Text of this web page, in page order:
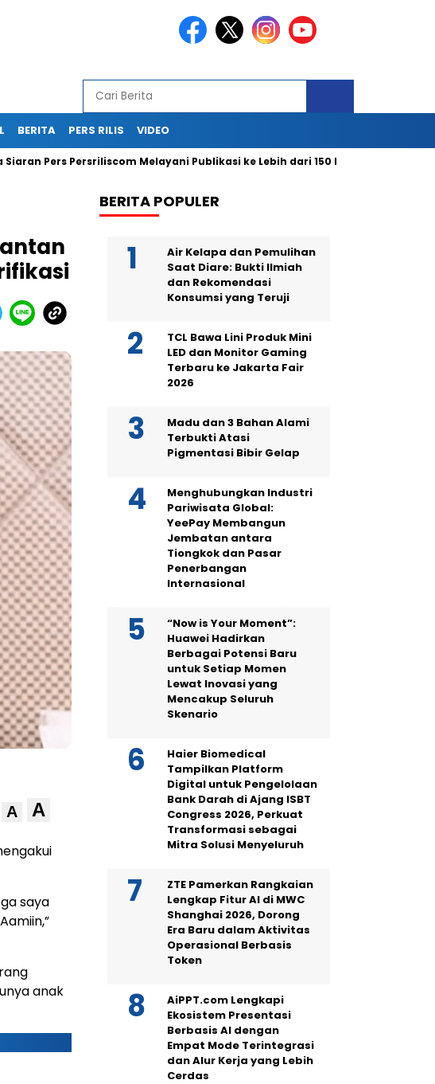
BERITA PERS RILIS VIDEO
Persriliscom Melayani Publikasi ke Lebih dari 150 Media Online Berbagai
A A
saya
anak
BERITA POPULER
Air Kelapa dan Pemulihan
Saat Diare: Bukti Ilmiah
dan Rekomendasi
Konsumsi yang Teruji
TCL Bawa Lini Produk Mini
LED dan Monitor Gaming
Terbaru ke Jakarta Fair
2026
Madu dan 3 Bahan Alami
Terbukti Atasi
Pigmentasi Bibir Gelap
Menghubungkan Industri
Pariwisata Global:
YeePay Membangun
Jembatan antara
Tiongkok dan Pasar
Penerbangan
Internasional
“Now is Your Moment”:
Huawei Hadirkan
Berbagai Potensi Baru
untuk Setiap Momen
Lewat Inovasi yang
Mencakup Seluruh
Skenario
Haier Biomedical
Tampilkan Platform
Digital untuk Pengelolaan
Bank Darah di Ajang ISBT
Congress 2026, Perkuat
Transformasi sebagai
Mitra Solusi Menyeluruh
ZTE Pamerkan Rangkaian
Lengkap Fitur AI di MWC
Shanghai 2026, Dorong
Era Baru dalam Aktivitas
Operasional Berbasis
Token
AiPPT.com Lengkapi
Ekosistem Presentasi
Berbasis AI dengan
Empat Mode Terintegrasi
dan Alur Kerja yang Lebih
Cerdas